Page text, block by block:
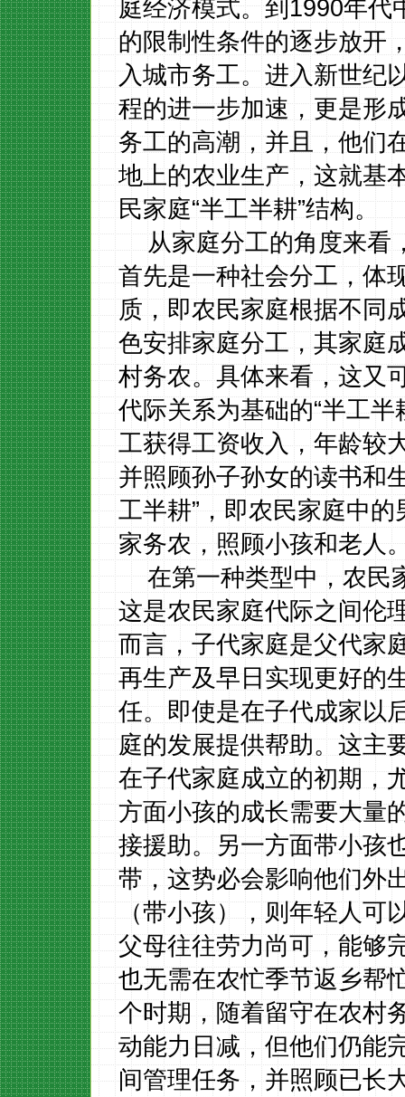
庭经济模式。到1990年代
的限制性条件的逐步放开
入城市务工。进入新世纪
程的进一步加速，更是形
务工的高潮，并且，他们
地上的农业生产，这就基
民家庭“半工半耕”结构。
从家庭分工的角度来看
首先是一种社会分工，体
质，即农民家庭根据不同
色安排家庭分工，其家庭
村务农。具体来看，这又
代际关系为基础的“半工
工获得工资收入，年龄较
并照顾孙子孙女的读书和
工半耕”，即农民家庭中
家务农，照顾小孩和老人
在第一种类型中，农民
这是农民家庭代际之间伦
而言，子代家庭是父代家
再生产及早日实现更好的
任。即使是在子代成家以
庭的发展提供帮助。这主
在子代家庭成立的初期，
方面小孩的成长需要大量
接援助。另一方面带小孩
带，这势必会影响他们外
（带小孩），则年轻人可
父母往往劳力尚可，能够
也无需在农忙季节返乡帮
个时期，随着留守在农村
动能力日减，但他们仍能
间管理任务，并照顾已长